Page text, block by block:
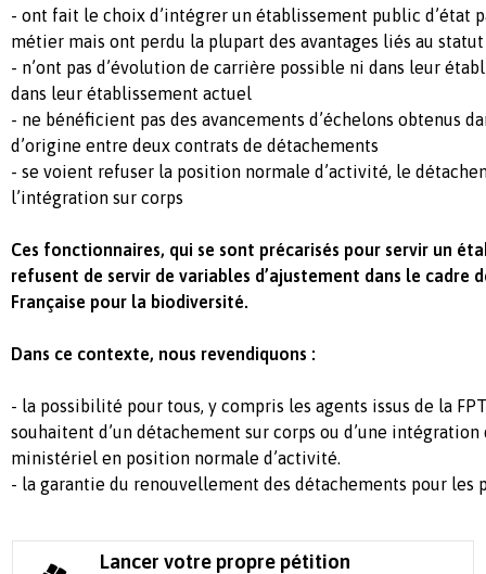
- ont fait le choix d’intégrer un établissement public d’état
métier mais ont perdu la plupart des avantages liés au
- n’ont pas d’évolution de carrière possible ni dans leur
dans leur établissement actuel
- ne bénéficient pas des avancements d’échelons obtenus
d’origine entre deux contrats de détachements
- se voient refuser la position normale d’activité, le
l’intégration sur corps
Ces fonctionnaires, qui se sont précarisés pour servir un
refusent de servir de variables d’ajustement dans le cadre
Française pour la biodiversité.
Dans ce contexte, nous revendiquons :
- la possibilité pour tous, y compris les agents issus de la
souhaitent d’un détachement sur corps ou d’une
ministériel en position normale d’activité.
- la garantie du renouvellement des détachements pour les
Lancer votre propre pétition